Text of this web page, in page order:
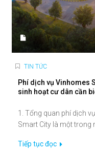
TIN TỨC
Phí dịch vụ Vinhomes
sinh hoạt cư dân cần
1. Tổng quan phí dịch
Smart City là một trong
Tiếp tục đọc